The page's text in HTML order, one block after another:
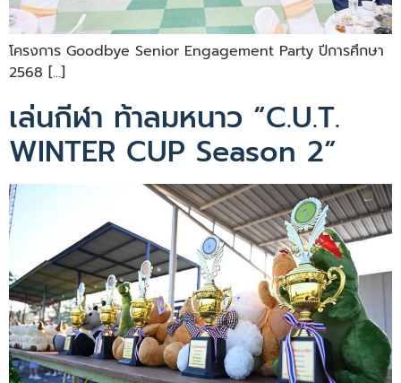
โครงการ Goodbye Senior Engagement Party ปีการศึกษา
2568 […]
เล่นกีฬา ท้าลมหนาว “C.U.T.
WINTER CUP Season 2”